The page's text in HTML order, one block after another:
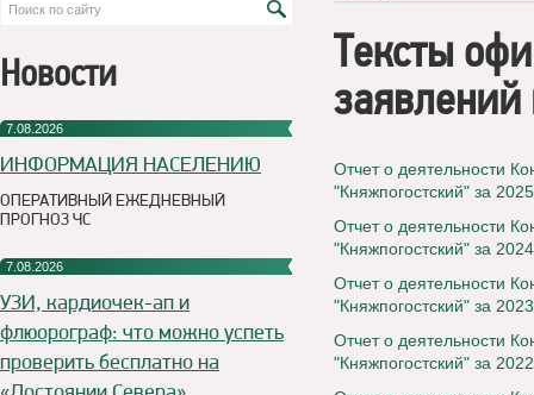
Новости
7.08.2026
ИНФОРМАЦИЯ НАСЕЛЕНИЮ
ОПЕРАТИВНЫЙ ЕЖЕДНЕВНЫЙ
ПРОГНОЗ ЧС
7.08.2026
УЗИ, кардиочек-ап и
флюорограф: что можно успеть
проверить бесплатно на
Тексты
заявлений
Отчет о деятельности
"Княжпогостский" за
Отчет о деятельности
"Княжпогостский" за
Отчет о деятельности
"Княжпогостский" за
Отчет о деятельности
"Княжпогостский" за